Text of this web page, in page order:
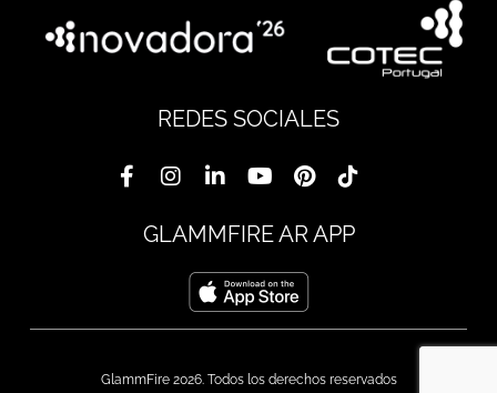
REDES SOCIALES
GLAMMFIRE AR APP
GlammFire 2026. Todos los derechos reservados